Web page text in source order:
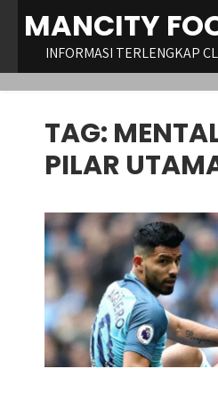
content
MANCITY
INFORMASI TERLENGKAP
TAG:
PILAR